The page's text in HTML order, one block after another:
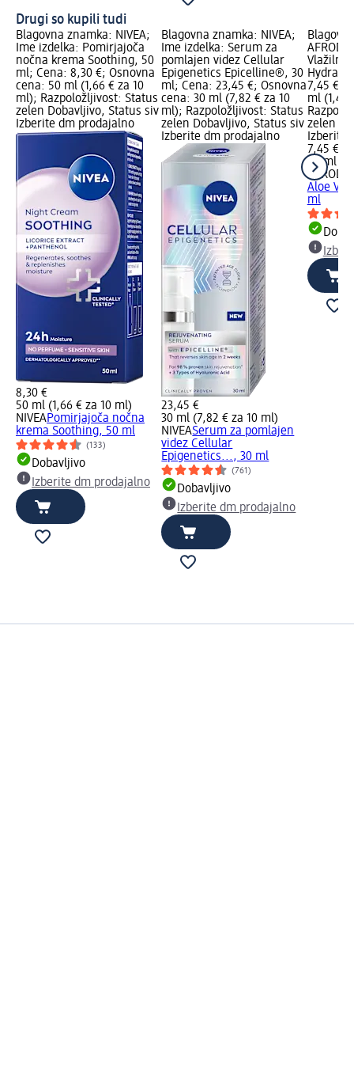
Drugi so kupili tudi
Blagovna znamka: NIVEA;
Ime izdelka: Pomirjajoča
nočna krema Soothing, 50
ml; Cena: 8,30 €; Osnovna
cena: 50 ml (1,66 € za 10
ml); Razpoložljivost: Status
zelen Dobavljivo, Status siv
Izberite dm prodajalno
8,30 €
50 ml (1,66 € za 10 ml)
NIVEAPomirjajoča nočna
krema Soothing, 50 ml
(133)
Dobavljivo
Izberite dm prodajalno
Blagovna znamka: NIVEA;
Ime izdelka: Serum za
pomlajen videz Cellular
Epigenetics Epicelline®, 30
ml; Cena: 23,45 €; Osnovna
cena: 30 ml (7,82 € za 10
ml); Razpoložljivost: Status
zelen Dobavljivo, Status siv
Izberite dm prodajalno
23,45 €
30 ml (7,82 € za 10 ml)
NIVEASerum za pomlajen
videz Cellular
Epigenetics..., 30 ml
(761)
Dobavljivo
Izberite dm prodajalno
Vlažilna
Hydra
7,45 €;
ml (1,49
zelen
Izberite
7,45 €
50 ml
Aloe
ml